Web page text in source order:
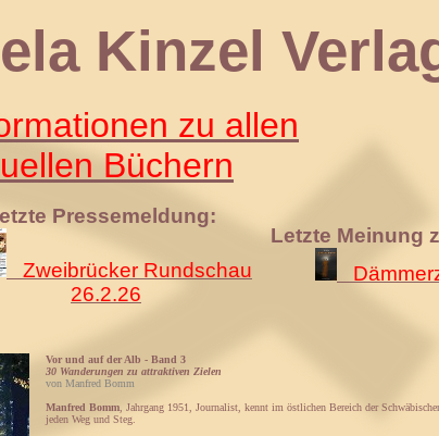
zu allen
Büchern
Pressemeldung:
Zweibrücker Rundschau
26.2.26
Letzte Meinung
Vor und auf der Alb - Band 3
30 Wanderungen zu attraktiven Zielen
von Manfred Bomm
Manfred Bomm , Jahrgang 1951, Journalist, kennt im östlichen Bereich der
jeden Weg und Steg.